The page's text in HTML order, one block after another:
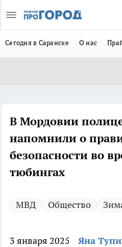
Сегодня в Саранске О нас
В Мордовии
напомнили о
безопасности во
тюбингах
МВД Общество
3 января 2025 Яна